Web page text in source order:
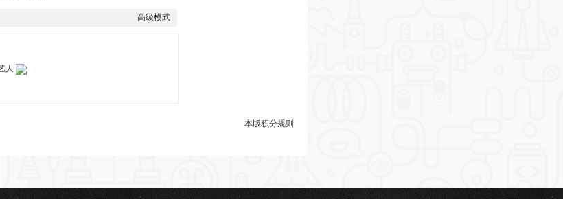
高级模式
人
本版积分规则